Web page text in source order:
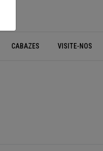
CABAZES VISITE-NOS